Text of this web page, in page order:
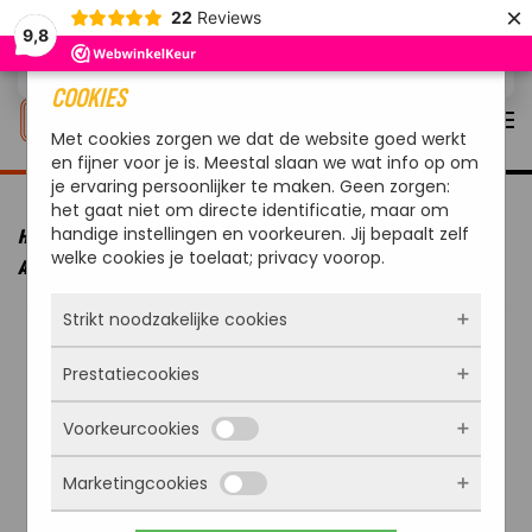
9,8
22 Reviews ×
Overslaan en naar de inhoud gaan
HOME MERKEN OUTDOORCHEF
OUTDOORCHEF BBQ
ACCESSOIRE ROOSTER DIAMANT 570
COOKIES
Met cookies zorgen we dat de website goed werkt
en fijner voor je is. Meestal slaan we wat info op om
je ervaring persoonlijker te maken. Geen zorgen:
het gaat niet om directe identificatie, maar om
handige instellingen en voorkeuren. Jij bepaalt zelf
welke cookies je toelaat; privacy voorop.
Strikt noodzakelijke cookies
Deze cookies zorgen ervoor dat de website
überhaupt werkt. Ze zijn dus altijd actief en
kunnen niet worden uitgezet. Meestal worden
ze alleen geplaatst als jij iets doet, zoals
inloggen, een formulier invullen of je
privacyvoorkeuren opslaan. Je kunt je browser
zo instellen dat hij deze cookies blokkeert of je
Prestatiecookies
Met deze cookies zien we hoe vaak onze site
bezocht wordt, waar bezoekers vandaan
komen en welke pagina’s populair zijn. Zo
kunnen we de website blijven verbeteren.
Voorkeurcookies
Deze cookies onthouden jouw voorkeuren.
Bijvoorbeeld taalkeuze of ingevulde gegevens.
Marketingcookies